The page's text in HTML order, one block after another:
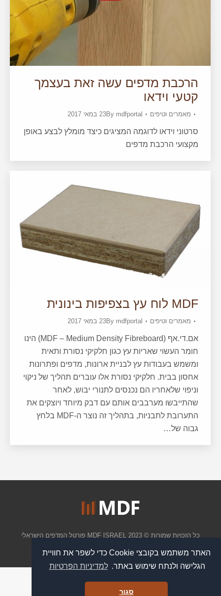
האתר משתמש בקובצי Cookie כדי לשפר את חוויית
הגלישה ולנתח שימוש באתר. למדיניות הפרטיות
סגור
האתר משתמש בקובצי Cookie כדי לשפר את חוויית
הגלישה ולנתח שימוש באתר. למדיניות הפרטיות
סגור
הרכבת מדפים עשה זאת בעצמך
קטעי וידאו
מאמרים וטיפים By mdfportal 23 במאי 2017
סרטוני וידאו לדוגמה המציגים כיצד מומלץ לבצע באופן
מקצועי הרכבת מדפים
MDF לוח עץ בצפיפות בינונית
מאמרים וטיפים By mdfportal 23 במאי 2017
אם.די.אף (MDF – Medium Density Fibreboard) הינו
חומר העשוי שאריות עץ כגון חלקיקי נסורת ותאית
ומשמש בעבודות עץ לבניית ארונות, מדפים ופתרונות
אחסון בבית. חלקיקי נסורת אלו עוברים תהליך של ניקוי
וניפוי שלאחריו הם נכנסים לתנורי יבוש, לאחר
שהתייבשו מערבבים אותם עם דבק מיוחד ויוצקים את
התערובת לתבניות, בתהליך זה נוצר ה-MDF בלחץ
גבוה של…
כל הזכויות שמורות © 2023 MDF ISRAEL
פורטל המדפים הישראלי
תפריט תחתון